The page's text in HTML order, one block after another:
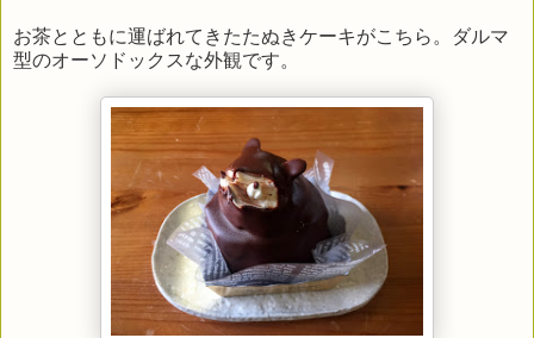
お茶とともに運ばれてきたたぬきケーキがこちら。ダルマ
型のオーソドックスな外観です。